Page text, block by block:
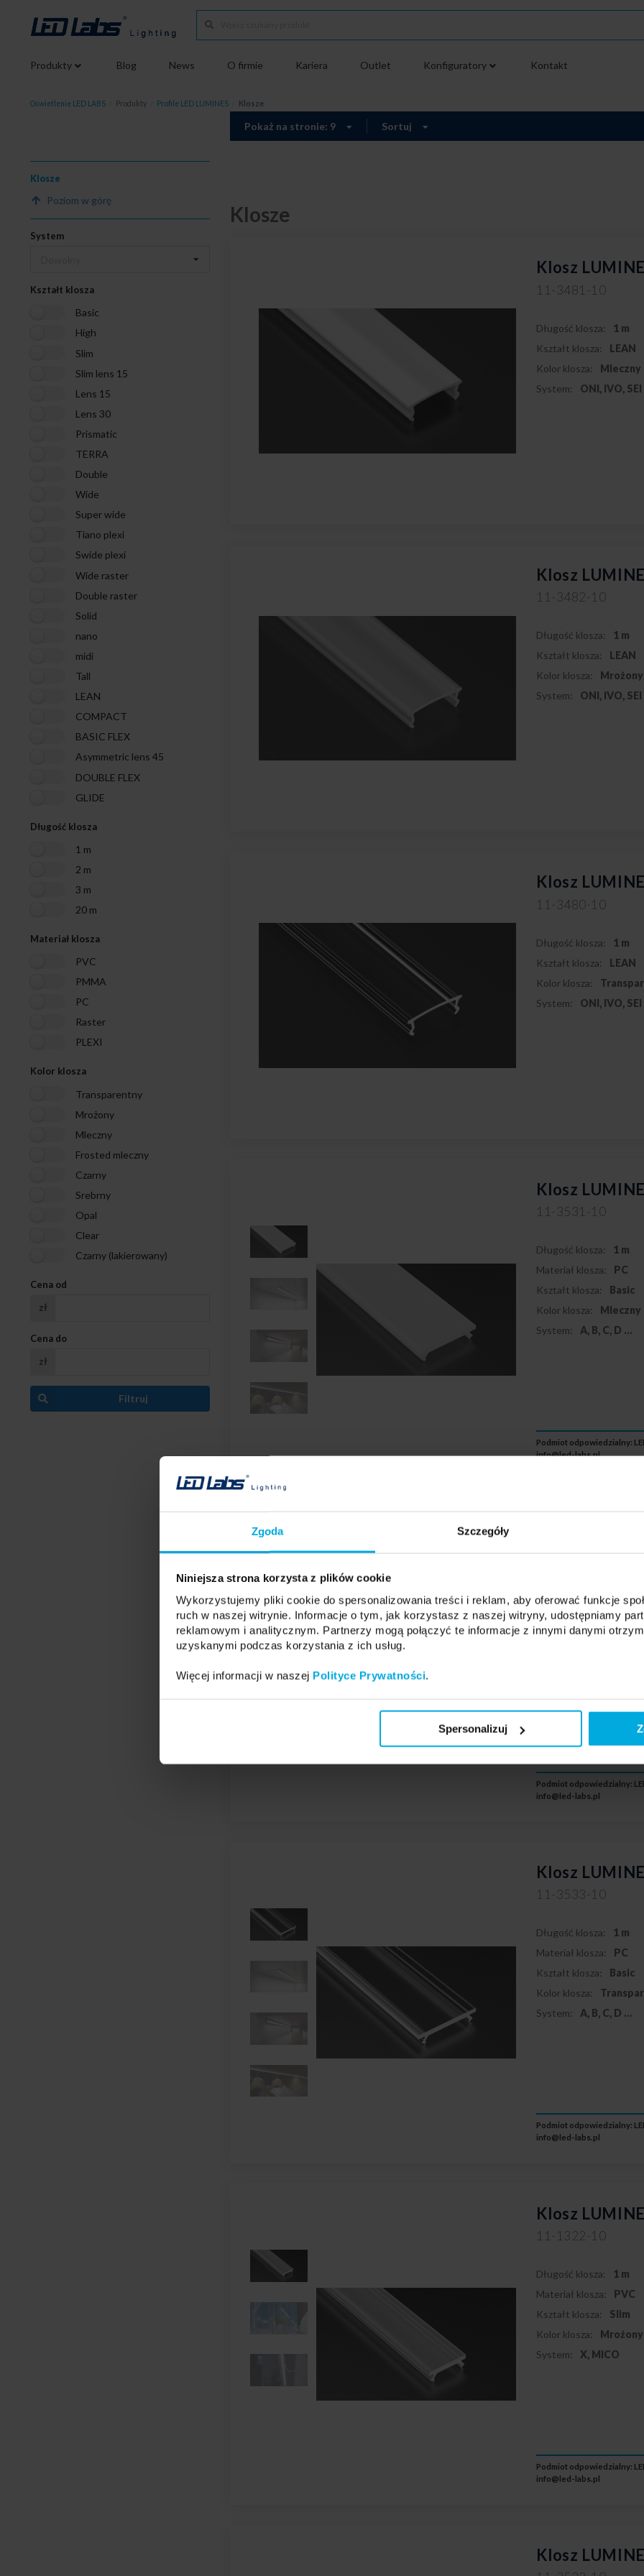
Zgoda Szczegóły
Niniejsza strona korzysta z plików cookie
Wykorzystujemy pliki cookie do spersonalizowania treści i reklam, aby oferować funkcje
ruch w naszej witrynie. Informacje o tym, jak korzystasz z naszej witryny, udostępniamy
reklamowym i analitycznym. Partnerzy mogą połączyć te informacje z innymi danymi
uzyskanymi podczas korzystania z ich usług.
Więcej informacji w naszej Polityce Prywatności.
Spersonalizuj
Produkty Blog News O firmie Kariera Outlet Konfiguratory Kontakt
Oświetlenie LED LABS Produkty Profile LED LUMINES Klosze
Klosze
Poziom w górę
System
Kształt klosza
Basic
High
Slim
Slim lens 15
Lens 15
Lens 30
Prismatic
TERRA
Double
Wide
Super wide
Tiano plexi
Swide plexi
Wide raster
Double raster
Solid
nano
midi
Tall
LEAN
COMPACT
BASIC FLEX
Asymmetric lens 45
DOUBLE FLEX
GLIDE
Długość klosza
1 m
2 m
3 m
20 m
Materiał klosza
PVC
PMMA
PC
Raster
PLEXI
Kolor klosza
Transparentny
Mrożony
Mleczny
Frosted mleczny
Czarny
Srebrny
Opal
Clear
Czarny (lakierowany)
Cena od
zł
Cena do
zł
Filtruj
Pokaż na stronie: 9 Sortuj
Klosze
Klosz
11-3481-10
Długość klosza:
1 m
Kształt klosza:
LEAN
Kolor klosza:
Mleczny
System:
ONI, IVO, SEI
Klosz
11-3482-10
Długość klosza:
1 m
Kształt klosza:
LEAN
Kolor klosza:
Mrożony
System:
ONI, IVO, SEI
Klosz
11-3480-10
Długość klosza:
1 m
Kształt klosza:
LEAN
Kolor klosza:
System:
ONI, IVO, SEI
Klosz
11-3531-10
Długość klosza:
1 m
Materiał klosza:
PC
Kształt klosza:
Basic
Kolor klosza:
Mleczny
System:
A, B, C, D ...
Podmiot odpowiedzialny:
info@led-labs.pl
Klosz
11-1330-10
Materiał klosza:
PVC
Kształt klosza:
Slim
Podmiot odpowiedzialny:
info@led-labs.pl
Klosz
11-3533-10
Długość klosza:
1 m
Materiał klosza:
PC
Kształt klosza:
Basic
Kolor klosza:
System:
A, B, C, D ...
Podmiot odpowiedzialny:
info@led-labs.pl
Klosz
11-1322-10
Długość klosza:
1 m
Materiał klosza:
PVC
Kształt klosza:
Slim
Kolor klosza:
Mrożony
System:
X, MICO
Podmiot odpowiedzialny:
info@led-labs.pl
Klosz